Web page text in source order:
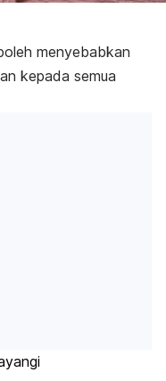
menyebabkan
kepada semua